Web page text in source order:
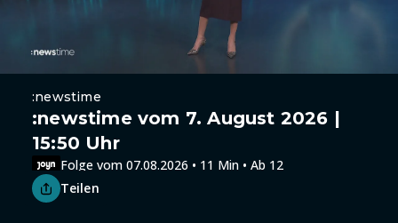
:newstime
:newstime vom 7. August 2026 |
15:50 Uhr
Folge vom 07.08.2026 • 11 Min • Ab 12
Teilen